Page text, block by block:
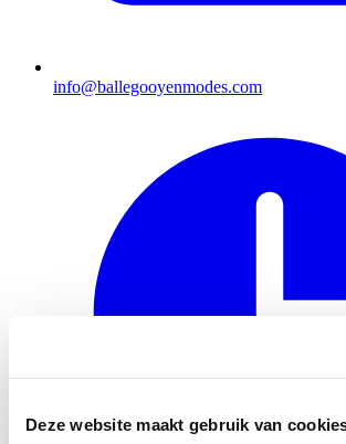
Deze website maakt gebruik van
info@ballegooyenmodes.com